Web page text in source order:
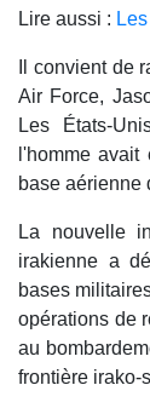
Lire aussi :
Il convient de
Air Force,
Les États-
l'homme
base aérienne
La nouvelle
irakienne a
bases
opérations de
au
frontière irako-